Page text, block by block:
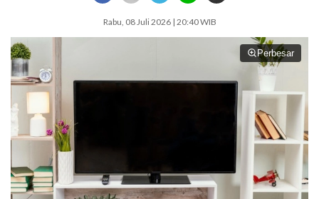
Rabu, 08 Juli 2026 | 20:40 WIB
Perbesar